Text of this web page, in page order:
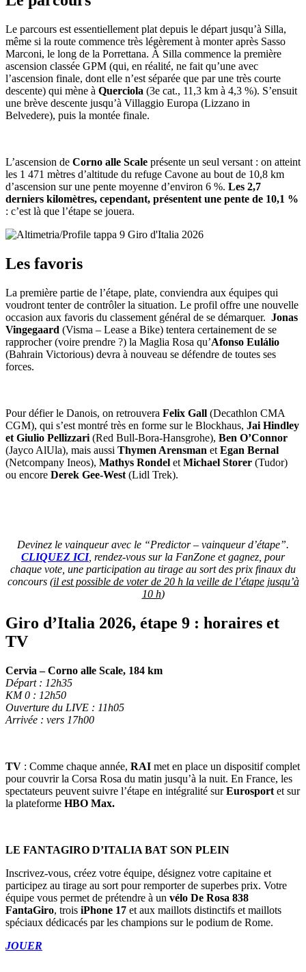
Le parcours est essentiellement plat depuis le départ jusqu’à Silla,
même si la route commence très légèrement à monter après Sasso
Marconi, le long de la Porrettana. À Silla commence la première
ascension classée GPM (qui, en réalité, ne fait qu’une avec
l’ascension finale, dont elle n’est séparée que par une très courte
descente) qui mène à Querciola (3e cat., 11,3 km à 4,3 %). S’ensuit
une brève descente jusqu’à Villaggio Europa (Lizzano in
Belvedere), puis la montée finale.
L’ascension de Corno alle Scale présente un seul versant : on atteint
les 1 471 mètres d’altitude du refuge Cavone au bout de 10,8 km
d’ascension sur une pente moyenne d’environ 6 %. Les 2,7
derniers kilomètres, cependant, présentent une pente de 10,1 %
: c’est là que l’étape se jouera.
Les favoris
La première partie de l’étape, plate, conviendra aux équipes qui
voudront tenter de contrôler la situation. Le profil offre une nouvelle
occasion aux favoris du classement général de se démarquer. Jonas
Vingegaard (Visma – Lease a Bike) tentera certainement de se
rapprocher (voire prendre ?) la Maglia Rosa qu’Afonso Eulálio
(Bahrain Victorious) devra à nouveau se défendre de toutes ses
forces.
Pour défier le Danois, on retrouvera Felix Gall (Decathlon CMA
CGM), qui s’est montré très en forme sur le Blockhaus, Jai Hindley
et Giulio Pellizzari (Red Bull-Bora-Hansgrohe), Ben O’Connor
(Jayco AlUla), mais aussi Thymen Arensman et Egan Bernal
(Netcompany Ineos), Mathys Rondel et Michael Storer (Tudor)
ou encore Derek Gee-West (Lidl Trek).
Devinez le vainqueur avec le “Predictor – vainqueur d’étape”.
CLIQUEZ ICI, rendez-vous sur la FanZone et gagnez, pour
chaque vote, une participation au tirage au sort des prix finaux du
concours (il est possible de voter de 20 h la veille de l’étape jusqu’à
10 h)
Giro d’Italia 2026, étape 9 : horaires et
TV
Cervia – Corno alle Scale, 184 km
Départ : 12h35
KM 0 : 12h50
Ouverture du LIVE : 11h05
Arrivée : vers 17h00
TV : Comme chaque année, RAI met en place un dispositif complet
pour couvrir la Corsa Rosa du matin jusqu’à la nuit. En France, les
spectateurs peuvent suivre l’étape en intégralité surEurosport et sur
la plateforme HBO Max.
LE FANTAGIRO D’ITALIA BAT SON PLEIN
Inscrivez-vous, créez votre équipe, désignez votre capitaine et
participez au tirage au sort pour remporter de superbes prix. Votre
équipe vous permet de prétendre à un vélo De Rosa 838
FantaGiro, trois iPhone 17 et aux maillots distinctifs et maillots
spéciaux dédicacés par les champions sur le podium de Rome.
JOUER